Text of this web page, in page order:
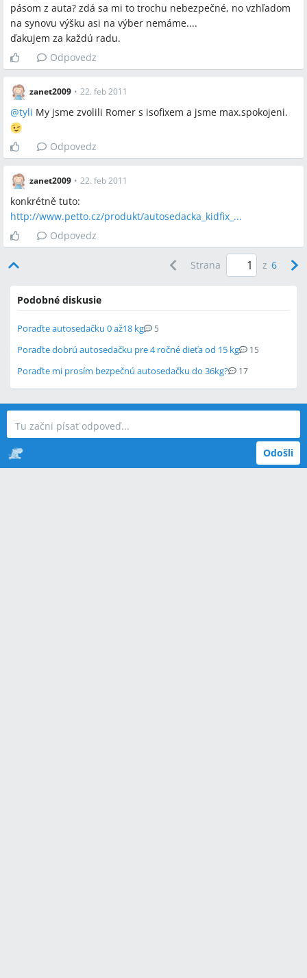
pásom z auta? zdá sa mi to trochu nebezpečné, no vzhľadom
na synovu výšku asi na výber nemáme....
ďakujem za každú radu.
Odpovedz
zanet2009 • 22. feb 2011
@tyli My jsme zvolili Romer s isofixem a jsme max.spokojeni.
Odpovedz
zanet2009 • 22. feb 2011
konkrétně tuto:
http://www.petto.cz/produkt/autosedacka_kidfix_...
Odpovedz
Strana z 6
Podobné diskusie
Poraďte autosedačku 0 až18 kg 5
Poraďte dobrú autosedačku pre 4 ročné dieťa od 15 kg 15
Poraďte mi prosím bezpečnú autosedačku do 36kg? 17
Odošli